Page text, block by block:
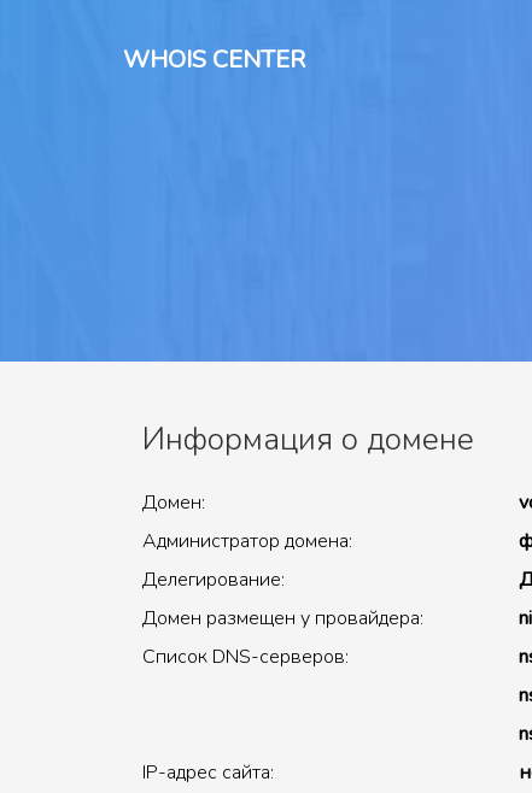
WHOIS CENTER
Информация о домене
Домен:
Администратор домена:
Делегирование:
Домен размещен у провайдера:
Список DNS-серверов:
IP-адрес сайта: